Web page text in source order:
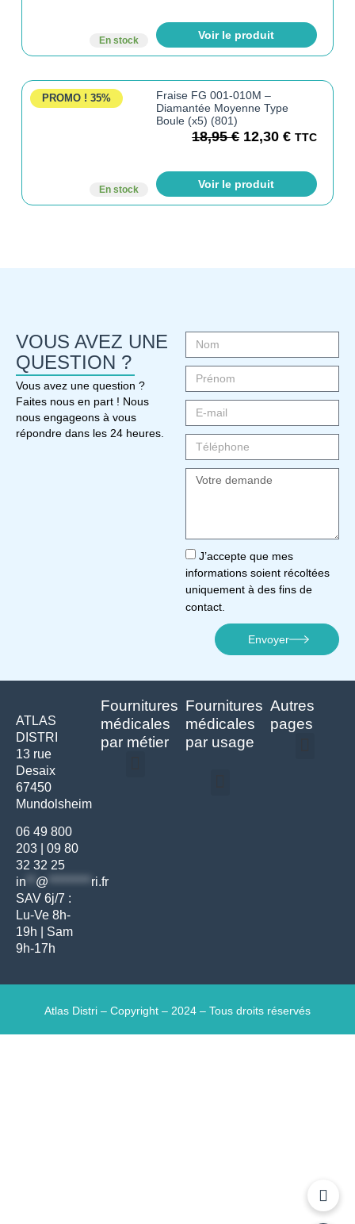
En stock Voir le produit
PROMO ! 35%
En stock
Fraise FG 001-010M –
Diamantée Moyenne Type
Boule (x5) (801)
18,95€ 12,30€ TTC
Voir le produit
VOUS AVEZ UNE
QUESTION ?
Vous avez une question ?
Faites nous en part ! Nous
nous engageons à vous
répondre dans les 24 heures.
J’accepte que mes
informations soient récoltées
uniquement à des fins de
contact.
Envoyer
ATLAS
DISTRI
13 rue
Desaix
67450
Mundolsheim
06 49 800
203
09 80
32 32 25
in
@ ********* ri.fr
SAV 6j/7 :
Lu-Ve 8h-
19h | Sam
9h-17h
Fournitures
médicales
par métier
Fournitures
médicales
par usage
Autres
pages
Atlas Distri – Copyright – 2024 – Tous droits réservés